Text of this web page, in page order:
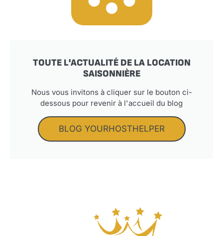
TOUTE L'ACTUALITÉ DE LA LOCATION
SAISONNIÈRE
Nous vous invitons à cliquer sur le bouton ci-
dessous pour revenir à l'accueil du blog
BLOG YOURHOSTHELPER